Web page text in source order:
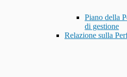
Piano della
di gestione
Relazione sulla